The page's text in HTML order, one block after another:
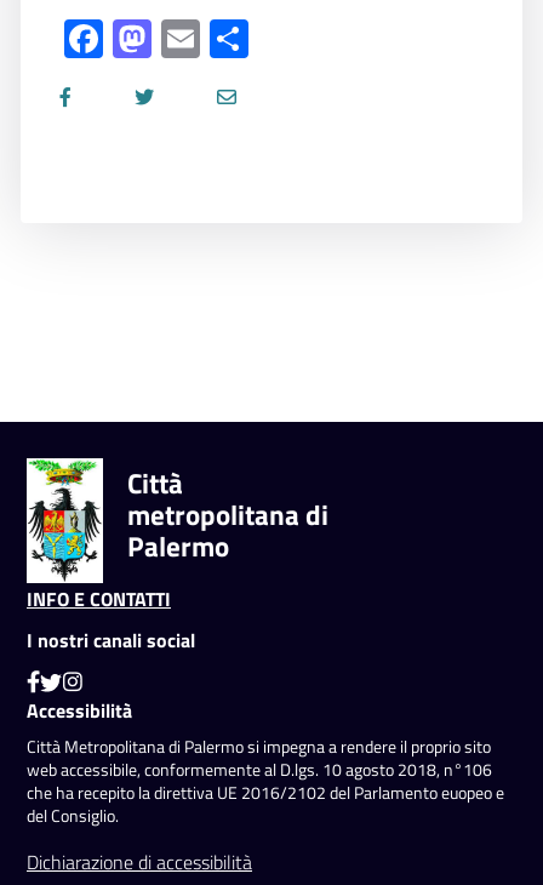
Facebook
Mastodon
Email
Città
metropolitana di
Palermo
INFO E CONTATTI
I nostri canali social
Accessibilità
Città Metropolitana di Palermo si impegna a rendere il proprio sito
web accessibile, conformemente al D.lgs. 10 agosto 2018, n°106
che ha recepito la direttiva UE 2016/2102 del Parlamento euopeo e
del Consiglio.
Dichiarazione di accessibilità